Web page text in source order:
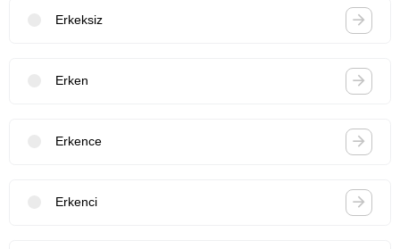
Erkeksiz
Erken
Erkence
Erkenci